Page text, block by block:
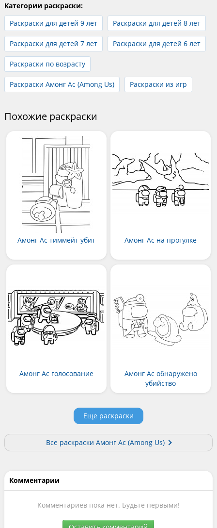
Категории раскраски:
Раскраски для детей 9 лет
Раскраски для детей 8 лет
Раскраски для детей 7 лет Раскраски для детей 6 лет
Раскраски по возрасту
Раскраски Амонг Ас (Among Us) Раскраски из игр
Похожие раскраски
Амонг Ас тиммейт убит Амонг Ас на прогулке
Амонг Ас голосование
Амонг Ас обнаружено
убийство
Еще раскраски
Все раскраски Амонг Ас (Among Us)
Комментарии
Комментариев пока нет. Будьте первыми!